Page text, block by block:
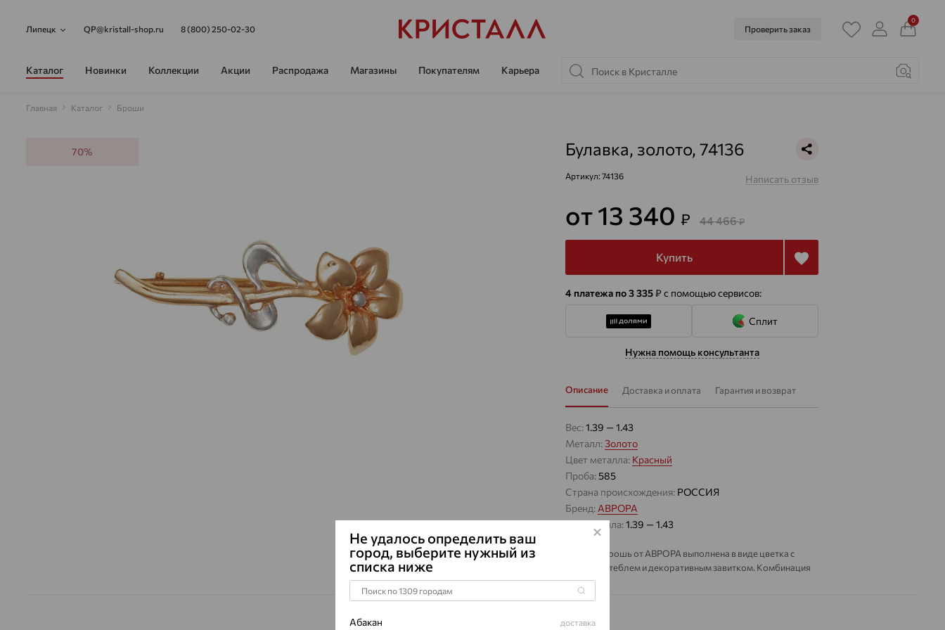
Липецк QP@kristall-shop.ru 8 (800) 250-02-30 Проверить заказ
0
Каталог Новинки Коллекции Акции Распродажа Магазины Покупателям Карьера
Главная Каталог Броши
70% Булавка, золото, 74136
Артикул: 74136 Написать отзыв
от 13 340 ₽ 44 466₽
Купить
4 платежа по 3 335₽с помощью сервисов:
Сплит
Нужна помощь консультанта
Описание Доставка и оплата Гарантия и возврат
Вес:1.39 — 1.43
Металл:Золото
Цвет металла: Красный
Проба:585
Страна происхождения: РОССИЯ
Бренд: АВРОРА
Вес металла:1.39 — 1.43
Золотая брошь от АВРОРА выполнена в виде цветка с
плавным стеблем и декоративным завитком. Комбинация
жёлтого и белого металла делает композицию более
выразительной, а небольшой светлый акцент в центре
Не удалось определить ваш
город, выберите нужный из
списка ниже
Абакан доставка